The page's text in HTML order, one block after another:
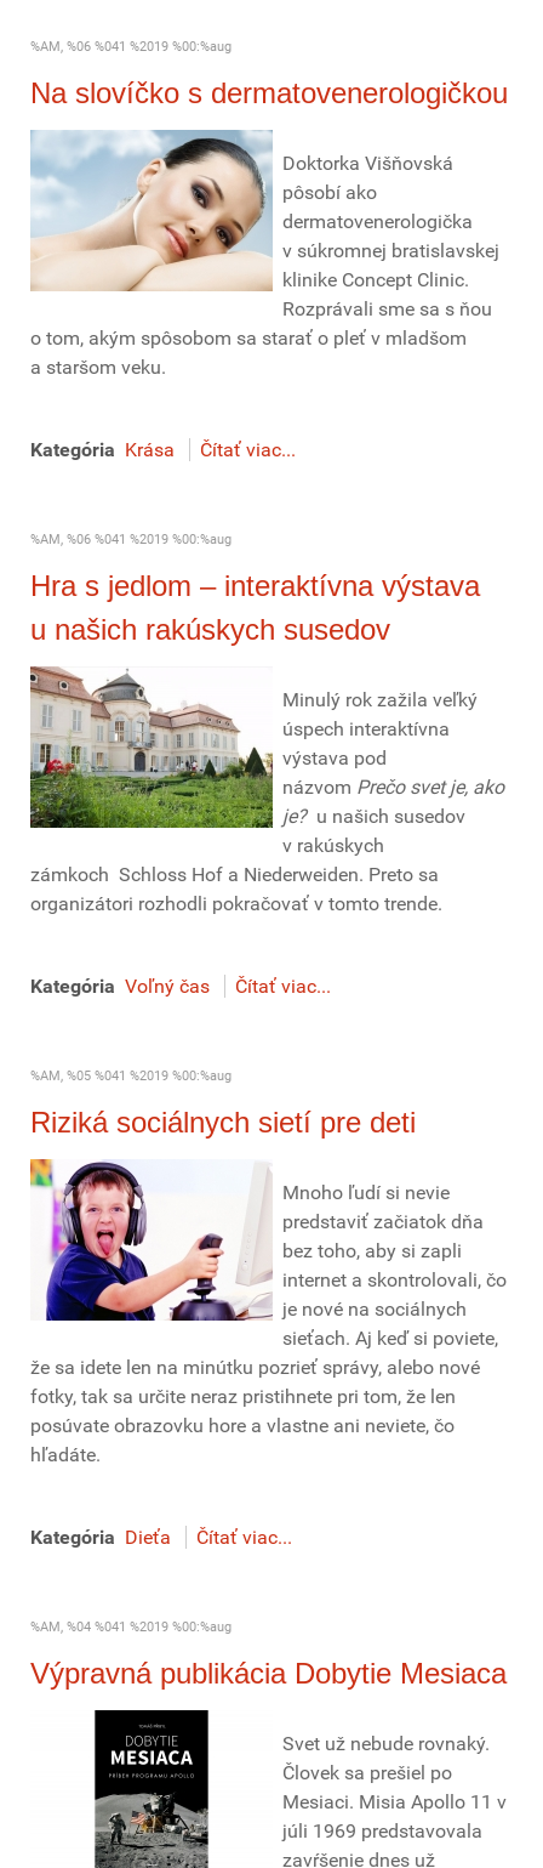
%AM, %06 %041 %2019 %00:%aug
Na slovíčko s dermatovenerologičkou
Doktorka Višňovská
pôsobí ako
dermatovenerologička
v súkromnej bratislavskej
klinike Concept Clinic.
Rozprávali sme sa s ňou
o tom, akým spôsobom sa starať o pleť v mladšom
a staršom veku.
Kategória Krása Čítať viac...
%AM, %06 %041 %2019 %00:%aug
Hra s jedlom – interaktívna výstava
u našich rakúskych susedov
Minulý rok zažila veľký
úspech interaktívna
výstava pod
názvom Prečo svet je, ako
je?u našich susedov
v rakúskych
zámkoch Schloss Hof a Niederweiden. Preto sa
organizátori rozhodli pokračovať v tomto trende.
Kategória Voľný čas Čítať viac...
%AM, %05 %041 %2019 %00:%aug
Riziká sociálnych sietí pre deti
Mnoho ľudí si nevie
predstaviť začiatok dňa
bez toho, aby si zapli
internet a skontrolovali, čo
je nové na sociálnych
sieťach. Aj keď si poviete,
že sa idete len na minútku pozrieť správy, alebo nové
fotky, tak sa určite neraz pristihnete pri tom, že len
posúvate obrazovku hore a vlastne ani neviete, čo
hľadáte.
Kategória Dieťa Čítať viac...
%AM, %04 %041 %2019 %00:%aug
Výpravná publikácia Dobytie Mesiaca
Svet už nebude rovnaký.
Človek sa prešiel po
Mesiaci. Misia Apollo 11 v
júli 1969 predstavovala
zavŕšenie dnes už